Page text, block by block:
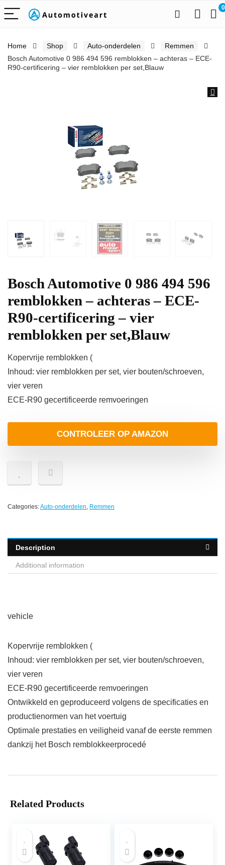
0
Home Shop Auto-onderdelen
Remmen
Bosch Automotive 0 986 494 596 remblokken – achteras – ECE-
R90-certificering – vier remblokken per set,Blauw
Bosch Automotive 0 986 494 596
remblokken – achteras – ECE-
R90-certificering – vier
remblokken per set,Blauw
Kopervrije remblokken (
Inhoud: vier remblokken per set, vier bouten/schroeven,
vier veren
ECE-R90 gecertificeerde remvoeringen
CONTROLEER OP AMAZON
Categories:Auto-onderdelen, Remmen
Description
Additional information
vehicle
Kopervrije remblokken (
Inhoud: vier remblokken per set, vier bouten/schroeven,
vier veren
ECE-R90 gecertificeerde remvoeringen
Ontwikkeld en geproduceerd volgens de specificaties en
productienormen van het voertuig
Optimale prestaties en veiligheid vanaf de eerste remmen
dankzij het Bosch remblokkeerprocedé
Related Products